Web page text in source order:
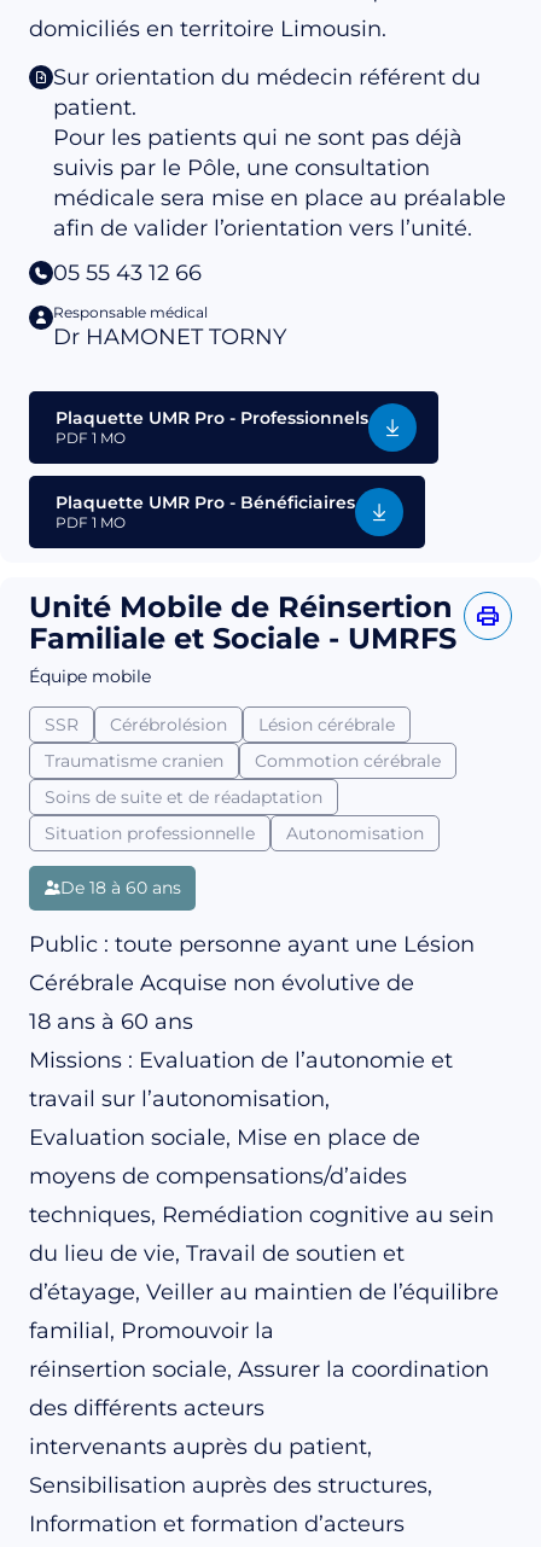
domiciliés en territoire Limousin.
Sur orientation du médecin référent du
patient.
Pour les patients qui ne sont pas déjà
suivis par le Pôle, une consultation
médicale sera mise en place au préalable
afin de valider l’orientation vers l’unité.
05 55 43 12 66
Responsable médical
Dr HAMONET TORNY
Plaquette UMR Pro - Professionnels
PDF 1 MO
Plaquette UMR Pro - Bénéficiaires
PDF 1 MO
Unité Mobile de Réinsertion
Familiale et Sociale - UMRFS
Équipe mobile
SSR Cérébrolésion
Lésion cérébrale
Traumatisme cranien
Commotion cérébrale
Soins de suite et de réadaptation
Situation professionnelle
Autonomisation
De 18 à 60 ans
Public : toute personne ayant une Lésion
Cérébrale Acquise non évolutive de
18 ans à 60 ans
Missions : Evaluation de l’autonomie et
travail sur l’autonomisation,
Evaluation sociale, Mise en place de
moyens de compensations/d’aides
techniques, Remédiation cognitive au sein
du lieu de vie, Travail de soutien et
d’étayage, Veiller au maintien de l’équilibre
familial, Promouvoir la
réinsertion sociale, Assurer la coordination
des différents acteurs
intervenants auprès du patient,
Sensibilisation auprès des structures,
Information et formation d’acteurs